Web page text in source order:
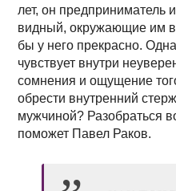
лет, он предприниматель
видный, окружающие им
бы у него прекрасно.
чувствует внутри
сомнения и ощущение
обрести внутренний
мужчиной? Разобраться
поможет Павел Раков.